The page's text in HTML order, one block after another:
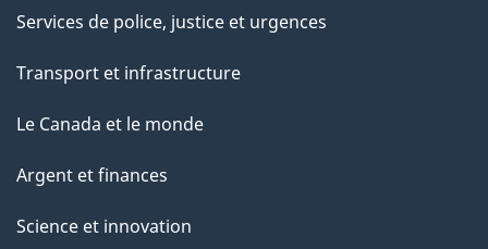
Services de police, justice et urgences
Transport et infrastructure
Le Canada et le monde
Argent et finances
Science et innovation